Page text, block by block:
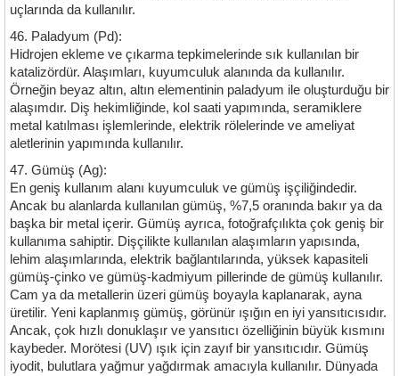
uçlarında da kullanılır.
46. Paladyum (Pd):
Hidrojen ekleme ve çıkarma tepkimelerinde sık kullanılan bir
katalizördür. Alaşımları, kuyumculuk alanında da kullanılır.
Örneğin beyaz altın, altın elementinin paladyum ile oluşturduğu bir
alaşımdır. Diş hekimliğinde, kol saati yapımında, seramiklere
metal katılması işlemlerinde, elektrik rölelerinde ve ameliyat
aletlerinin yapımında kullanılır.
47. Gümüş (Ag):
En geniş kullanım alanı kuyumculuk ve gümüş işçiliğindedir.
Ancak bu alanlarda kullanılan gümüş, %7,5 oranında bakır ya da
başka bir metal içerir. Gümüş ayrıca, fotoğrafçılıkta çok geniş bir
kullanıma sahiptir. Dişçilikte kullanılan alaşımların yapısında,
lehim alaşımlarında, elektrik bağlantılarında, yüksek kapasiteli
gümüş-çinko ve gümüş-kadmiyum pillerinde de gümüş kullanılır.
Cam ya da metallerin üzeri gümüş boyayla kaplanarak, ayna
üretilir. Yeni kaplanmış gümüş, görünür ışığın en iyi yansıtıcısıdır.
Ancak, çok hızlı donuklaşır ve yansıtıcı özelliğinin büyük kısmını
kaybeder. Morötesi (UV) ışık için zayıf bir yansıtıcıdır. Gümüş
iyodit, bulutlara yağmur yağdırmak amacıyla kullanılır. Dünyada